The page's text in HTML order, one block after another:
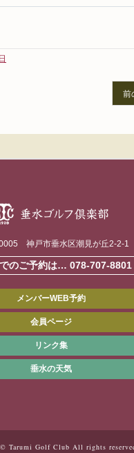
前
神戸市垂水区潮見が丘2-2-1
のご予約は… 078-707-8801
メンバーWEB予約
会員ページ
リンク集
垂水の天気
Tarumi Golf Club All rights